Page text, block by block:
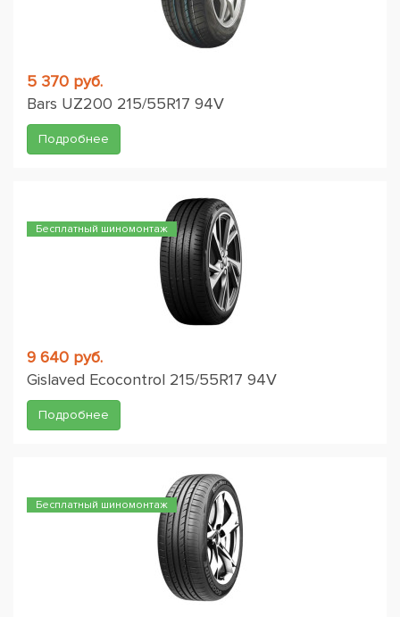
5 370 руб.
Bars UZ200 215/55R17 94V
Подробнее
Бесплатный шиномонтаж
9 640 руб.
Gislaved Ecocontrol 215/55R17 94V
Подробнее
Бесплатный шиномонтаж